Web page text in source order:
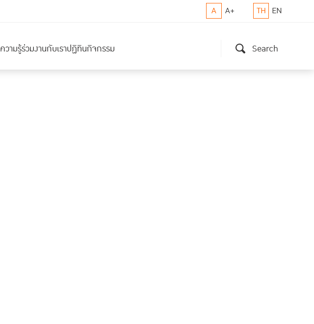
A A+ TH EN
วามรู้ร่วมงานกับเราปฏิทินกิจกรรม Search